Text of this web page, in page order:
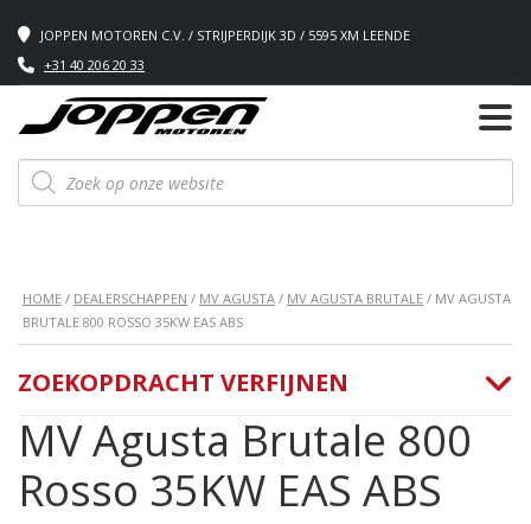
JOPPEN MOTOREN C.V. / STRIJPERDIJK 3D / 5595 XM LEENDE
+31 40 206 20 33
Producten
zoeken
HOME / DEALERSCHAPPEN / MV AGUSTA / MV AGUSTA BRUTALE / MV AGUSTA
BRUTALE 800 ROSSO 35KW EAS ABS
MV Agusta Brutale 800
Rosso 35KW EAS ABS
ZOEKOPDRACHT VERFIJNEN